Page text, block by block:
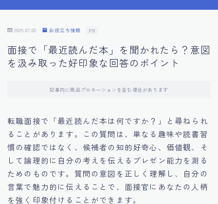
10.フィードバックを活用する方法
11.オンライン面接の成功への鍵
14.キャリアアップのための面接戦略
15.職場適応力をアピールする方法
16.エージェントと良好な関係を築く方法
2026.07.02 お役立ち情報 PR
面接で「最近読んだ本」を聞かれたら？意図
を汲み取った好印象な回答のポイント
記事内に商品プロモーションを含む場合があります
転職面接で「最近読んだ本は何ですか？」と尋ねられ
ることがあります。この質問は、単なる趣味や読書習
慣の確認ではなく、候補者の知的好奇心、価値観、そ
して論理的に自分の考えを伝えるプレゼン能力を測る
ためのものです。質問の意図を正しく理解し、自分の
言葉で魅力的に伝えることで、面接官にあなたの人柄
を強く印象付けることができます。